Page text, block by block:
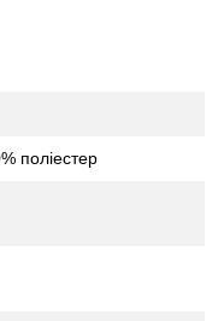
поліестер